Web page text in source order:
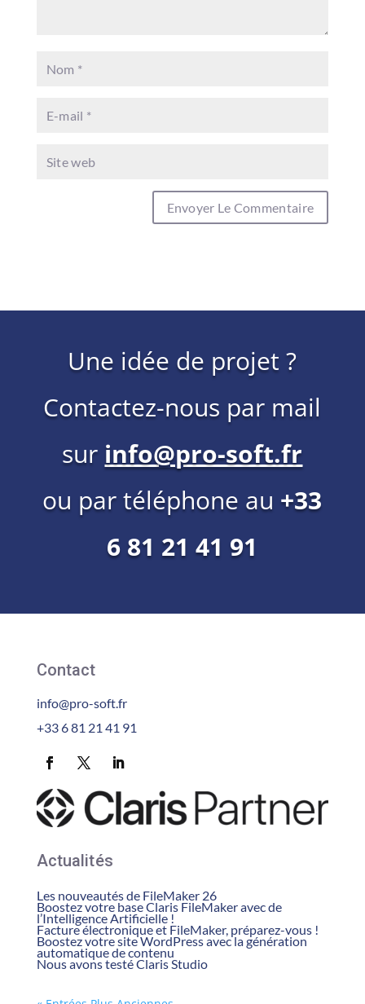
Une idée de projet ?
Contactez-nous par mail
sur info@pro-soft.fr
ou par téléphone au +33
6 81 21 41 91
Contact
info@pro-soft.fr
+33 6 81 21 41 91
Actualités
Les nouveautés de FileMaker 26
Boostez votre base Claris FileMaker avec de
l’Intelligence Artificielle !
Facture électronique et FileMaker, préparez-vous !
Boostez votre site WordPress avec la génération
automatique de contenu
Nous avons testé Claris Studio